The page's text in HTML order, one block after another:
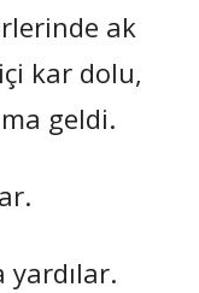
ak
kar dolu,
geldi.
yardılar.